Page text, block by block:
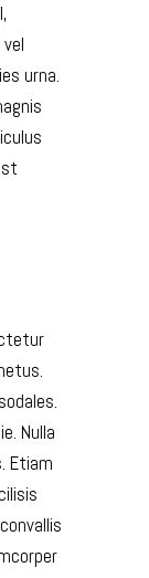
urna.
Nulla
Etiam